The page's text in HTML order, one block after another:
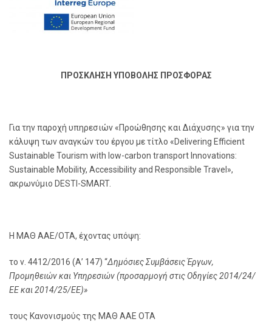
ΠΡΟΣΚΛΗΣΗ ΥΠΟΒΟΛΗΣ ΠΡΟΣΦΟΡΑΣ
Για την παροχή υπηρεσιών «Προώθησης και Διάχυσης» για την
κάλυψη των αναγκών του έργου με τίτλο «Delivering Efficient
Sustainable Tourism with low-carbon transport Innovations:
Sustainable Mobility, Accessibility and Responsible Travel»,
ακρωνύμιο DESTI-SMART.
Η ΜΑΘ ΑΑΕ/ΟΤΑ, έχοντας υπόψη:
το ν. 4412/2016 (Α’ 147) “Δημόσιες Συμβάσεις Έργων,
Προμηθειών και Υπηρεσιών (προσαρμογή στις Οδηγίες 2014/24/
ΕΕ και 2014/25/ΕΕ)»
τους Κανονισμούς της ΜΑΘ ΑΑΕ ΟΤΑ